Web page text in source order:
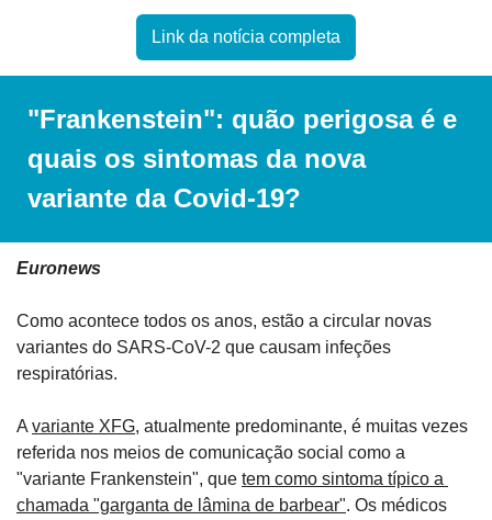
Link da notícia completa
"Frankenstein": quão perigosa é e
quais os sintomas da nova
variante da Covid-19?
Euronews
Como acontece todos os anos, estão a circular novas
variantes do SARS-CoV-2 que causam infeções
respiratórias.
A variante XFG, atualmente predominante, é muitas vezes
referida nos meios de comunicação social como a
"variante Frankenstein", que tem como sintoma típico a
chamada "garganta de lâmina de barbear". Os médicos